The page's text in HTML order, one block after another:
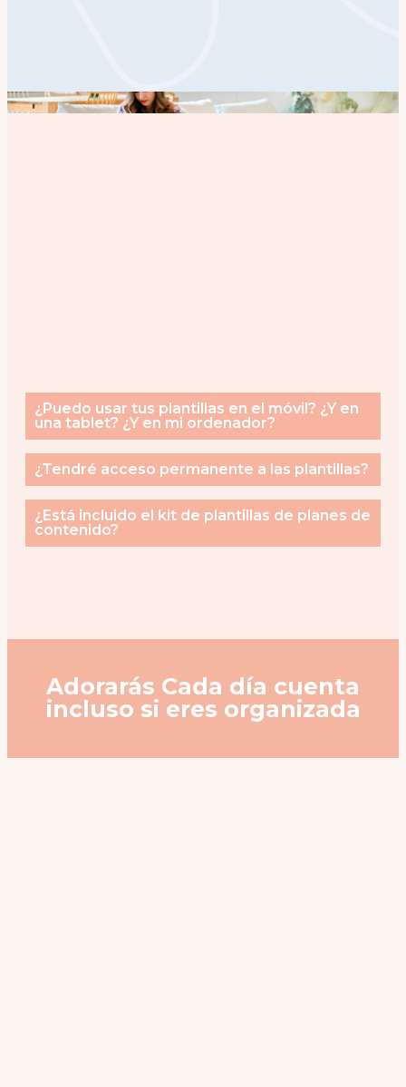
¿Puedo usar tus plantillas en el móvil? ¿Y en
una tablet? ¿Y en mi ordenador?
¿Tendré acceso permanente a las plantillas?
¿Está incluido el kit de plantillas de planes de
contenido?
Adorarás Cada día cuenta
incluso si eres organizada